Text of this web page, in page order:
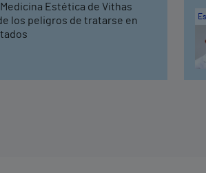
Estética de Vithas
los peligros de tratarse en